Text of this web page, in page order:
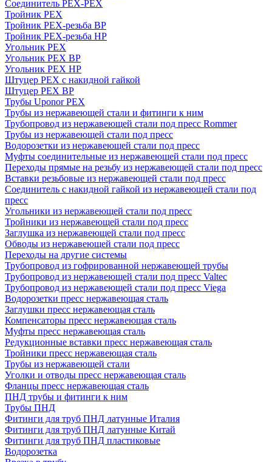
Соединитель PEX-PEX
Тройник PEX
Тройник PEX-резьба ВР
Тройник PEX-резьба НР
Угольник PEX
Угольник PEX ВР
Угольник PEX НР
Штуцер PEX c накидной гайкой
Штуцер PEX ВР
Трубы Uponor PEX
Трубы из нержавеющей стали и фитинги к ним
Трубопровод из нержавеющей стали под пресс Rommer
Трубы из нержавеющей стали под пресс
Водорозетки из нержавеющей стали под пресс
Муфты соединительные из нержавеющей стали под пресс
Переходы прямые на резьбу из нержавеющей стали под пресс
Вставки резьбовые из нержавеющей стали под пресс
Соединитель с накидной гайкой из нержавеющей стали под
пресс
Угольники из нержавеющей стали под пресс
Тройники из нержавеющей стали под пресс
Заглушка из нержавеющей стали под пресс
Обводы из нержавеющей стали под пресс
Переходы на другие системы
Трубопровод из гофрированной нержавеющей трубы
Трубопровод из нержавеющей стали под пресс Valtec
Трубопровод из нержавеющей стали под пресс Viega
Водорозетки пресс нержавеющая сталь
Заглушки пресс нержавеющая сталь
Компенсаторы пресс нержавеющая сталь
Муфты пресс нержавеющая сталь
Редукционные вставки пресс нержавеющая сталь
Тройники пресс нержавеющая сталь
Трубы из нержавеющей стали
Уголки и отводы пресс нержавеющая сталь
Фланцы пресс нержавеющая сталь
ПНД трубы и фитинги к ним
Трубы ПНД
Фитинги для труб ПНД латунные Италия
Фитинги для труб ПНД латунные Китай
Фитинги для труб ПНД пластиковые
Водорозетка